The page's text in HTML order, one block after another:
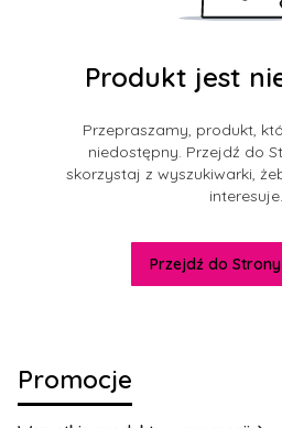
Produkt jest
Przepraszamy, produkt,
niedostępny. Przejdź do
skorzystaj z wyszukiwarki,
interesuje.
Przejdź do
Promocje